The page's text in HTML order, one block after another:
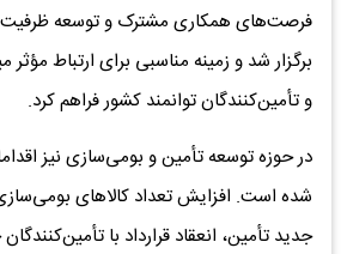
فرصت‌های همکاری مشترک و توسعه
برگزار شد و زمینه مناسبی برای ارتباط
و تأمین‌کنندگان توانمند کشور فراهم کرد.
در حوزه توسعه تأمین و بومی‌سازی نیز
شده است. افزایش تعداد کالاهای
جدید تأمین، انعقاد قرارداد با